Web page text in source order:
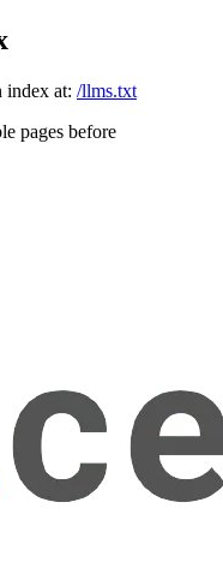
index at: /llms.txt
pages before